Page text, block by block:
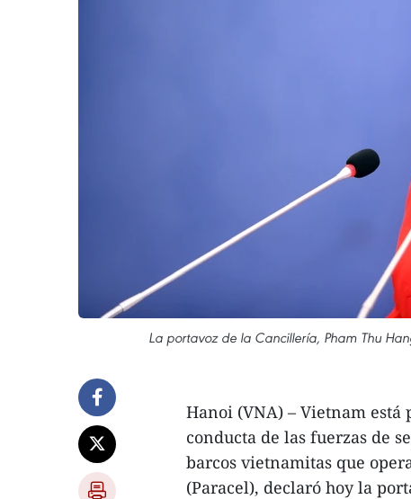
La portavoz de la Cancillería, Pham Thu
Hanoi (VNA) – Vietnam está
conducta de las fuerzas de
barcos vietnamitas que
(Paracel), declaró hoy la